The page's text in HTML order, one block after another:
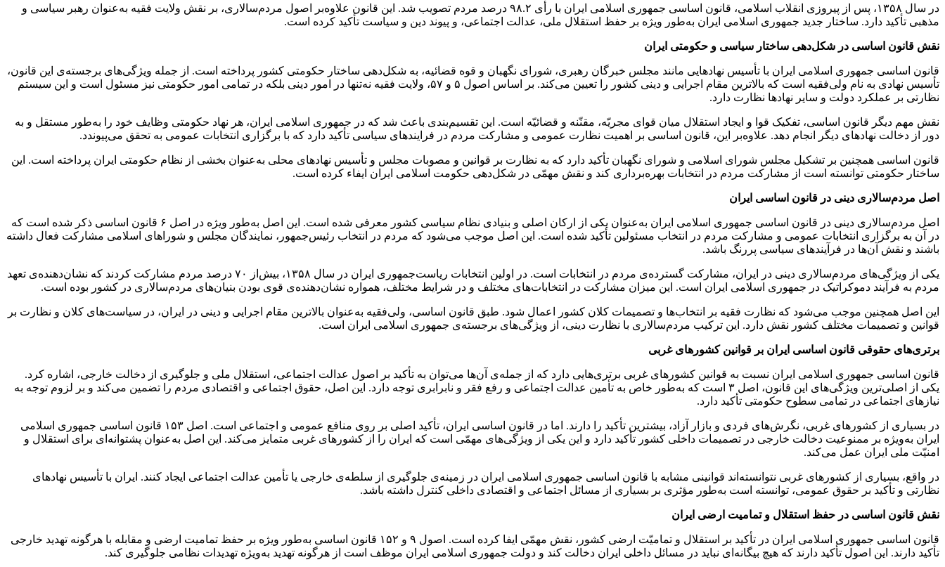
در سال ۱۳۵۸، پس از پیروزی انقلاب اسلامی، قانون اساسی جمهوری اسلامی ایران با رأی ۹۸.۲ درصد مردم تصویب شد. این قانون علاوه‌بر اصول مردم‌سالاری، بر نقش ولایت فقیه به‌عنوان رهبر سیاسی و
مذهبی تأکید دارد. ساختار جدید جمهوری اسلامی ایران به‌طور ویژه بر حفظ استقلال ملی، عدالت اجتماعی، و پیوند دین و سیاست تأکید کرده است.
نقش قانون اساسی در شکل‌دهی ساختار سیاسی و حکومتی ایران
قانون اساسی جمهوری اسلامی ایران با تأسیس نهادهایی مانند مجلس خبرگان رهبری، شورای نگهبان و قوه قضائیه، به شکل‌دهی ساختار حکومتی کشور پرداخته است. از جمله ویژگی‌های برجسته‌ی این قانون،
تأسیس نهادی به نام ولی‌فقیه است که بالاترین مقام اجرایی و دینی کشور را تعیین می‌کند. بر اساس اصول ۵ و ۵۷، ولایت فقیه نه‌تنها در امور دینی بلکه در تمامی امور حکومتی نیز مسئول است و این سیستم
نظارتی بر عملکرد دولت و سایر نهادها نظارت دارد.
نقش مهم دیگر قانون اساسی، تفکیک قوا و ایجاد استقلال میان قوای مجریّه، مقنّنه و قضائیّه است. این تقسیم‌بندی باعث شد که در جمهوری اسلامی ایران، هر نهاد حکومتی وظایف خود را به‌طور مستقل و به
دور از دخالت نهادهای دیگر انجام دهد. علاوه‌بر این، قانون اساسی بر اهمیت نظارت عمومی و مشارکت مردم در فرایندهای سیاسی تأکید دارد که با برگزاری انتخابات عمومی به تحقق می‌پیوندد.
قانون اساسی همچنین بر تشکیل مجلس شورای اسلامی و شورای نگهبان تأکید دارد که به نظارت بر قوانین و مصوبات مجلس و تأسیس نهادهای محلی به‌عنوان بخشی از نظام حکومتی ایران پرداخته است. این
ساختار حکومتی توانسته است از مشارکت مردم در انتخابات بهره‌برداری کند و نقش مهمّی در شکل‌دهی حکومت اسلامی ایران ایفاء کرده است.
اصل مردم‌سالاری دینی در قانون اساسی ایران
اصل مردم‌سالاری دینی در قانون اساسی جمهوری اسلامی ایران به‌عنوان یکی از ارکان اصلی و بنیادی نظام سیاسی کشور معرفی شده است. این اصل به‌طور ویژه در اصل ۶ قانون اساسی ذکر شده است که
در آن به برگزاری انتخابات عمومی و مشارکت مردم در انتخاب مسئولین تأکید شده است. این اصل موجب می‌شود که مردم در انتخاب رئیس‌جمهور، نمایندگان مجلس و شوراهای اسلامی مشارکت فعال داشته
باشند و نقش آن‌ها در فرآیندهای سیاسی پررنگ باشد.
یکی از ویژگی‌های مردم‌سالاری دینی در ایران، مشارکت گسترده‌ی مردم در انتخابات است. در اولین انتخابات ریاست‌جمهوری ایران در سال ۱۳۵۸، بیش‌از ۷۰ درصد مردم مشارکت کردند که نشان‌دهنده‌ی تعهد
مردم به فرآیند دموکراتیک در جمهوری اسلامی ایران است. این میزان مشارکت در انتخابات‌های مختلف و در شرایط مختلف، همواره نشان‌دهنده‌ی قوی بودن بنیان‌های مردم‌سالاری در کشور بوده است.
این اصل همچنین موجب می‌شود که نظارت فقیه بر انتخاب‌ها و تصمیمات کلان کشور اعمال شود. طبق قانون اساسی، ولی‌فقیه به‌عنوان بالاترین مقام اجرایی و دینی در ایران، در سیاست‌های کلان و نظارت بر
قوانین و تصمیمات مختلف کشور نقش دارد. این ترکیب مردم‌سالاری با نظارت دینی، از ویژگی‌های برجسته‌ی جمهوری اسلامی ایران است.
برتری‌های حقوقی قانون اساسی ایران بر قوانین کشورهای غربی
قانون اساسی جمهوری اسلامی ایران نسبت به قوانین کشورهای غربی برتری‌هایی دارد که از جمله‌ی آن‌ها می‌توان به تأکید بر اصول عدالت اجتماعی، استقلال ملی و جلوگیری از دخالت خارجی، اشاره کرد.
یکی از اصلی‌ترین ویژگی‌های این قانون، اصل ۳ است که به‌طور خاص به تأمین عدالت اجتماعی و رفع فقر و نابرابری توجه دارد. این اصل، حقوق اجتماعی و اقتصادی مردم را تضمین می‌کند و بر لزوم توجه به
نیازهای اجتماعی در تمامی سطوح حکومتی تأکید دارد.
در بسیاری از کشورهای غربی، نگرش‌های فردی و بازار آزاد، بیشترین تأکید را دارند. اما در قانون اساسی ایران، تأکید اصلی بر روی منافع عمومی و اجتماعی است. اصل ۱۵۳ قانون اساسی جمهوری اسلامی
ایران به‌ویژه بر ممنوعیت دخالت خارجی در تصمیمات داخلی کشور تأکید دارد و این یکی از ویژگی‌های مهمّی است که ایران را از کشورهای غربی متمایز می‌کند. این اصل به‌عنوان پشتوانه‌ای برای استقلال و
امنیّت ملی ایران عمل می‌کند.
در واقع، بسیاری از کشورهای غربی نتوانسته‌اند قوانینی مشابه با قانون اساسی جمهوری اسلامی ایران در زمینه‌ی جلوگیری از سلطه‌ی خارجی یا تأمین عدالت اجتماعی ایجاد کنند. ایران با تأسیس نهادهای
نظارتی و تأکید بر حقوق عمومی، توانسته است به‌طور مؤثری بر بسیاری از مسائل اجتماعی و اقتصادی داخلی کنترل داشته باشد.
نقش قانون اساسی در حفظ استقلال و تمامیت ارضی ایران
قانون اساسی جمهوری اسلامی ایران در تأکید بر استقلال و تمامیّت ارضی کشور، نقش مهمّی ایفا کرده است. اصول ۹ و ۱۵۲ قانون اساسی به‌طور ویژه بر حفظ تمامیت ارضی و مقابله با هرگونه تهدید خارجی
تأکید دارند. این اصول تأکید دارند که هیچ بیگانه‌ای نباید در مسائل داخلی ایران دخالت کند و دولت جمهوری اسلامی ایران موظف است از هرگونه تهدید به‌ویژه تهدیدات نظامی جلوگیری کند.